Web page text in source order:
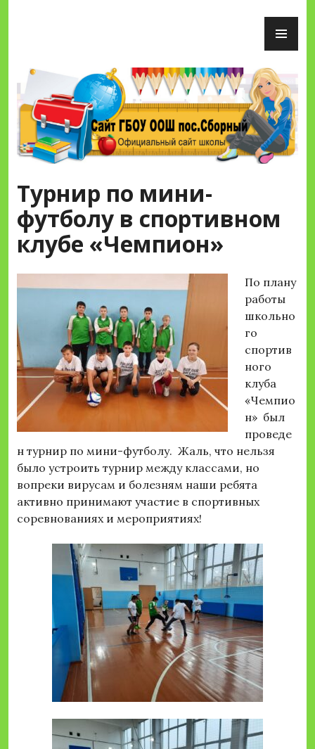
Сайт ГБОУ ООШ пос.Сборный
Турнир по мини-
футболу в спортивном
клубе «Чемпион»
По плану
работы
школьно
го
спортив
ного
клуба
«Чемпио
н» был
проведе
н турнир по мини-футболу. Жаль, что нельзя
было устроить турнир между классами, но
вопреки вирусам и болезням наши ребята
активно принимают участие в спортивных
соревнованиях и мероприятиях!